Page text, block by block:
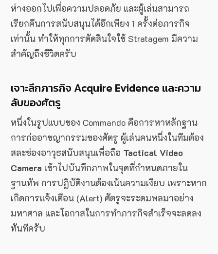
ห่างออกไปเพื่อความปลอดภัย และผู้เล่นสามารถ
เรียกคืนการสนับสนุนได้อีกเพียง 1 ครั้งต่อภารกิจ
เท่านั้น ทำให้ทุกการตัดสินใจใช้ Stratagem มีความ
สำคัญถึงชีวิตครับ
เจาะลึกภารกิจ Acquire Evidence และความ
ลับของศัตรู
หนึ่งในรูปแบบของ Commando คือการหาหลักฐาน
การก่ออาชญากรรมของศัตรู ผู้เล่นคนหนึ่งในทีมต้อง
สละช่องอาวุธสนับสนุนเพื่อถือ Tactical Video
Camera เข้าไปบันทึกภาพในจุดที่กำหนดภายใน
ฐานทัพ การปฏิบัติงานต้องเน้นความเงียบ เพราะหาก
เกิดการแจ้งเตือน (Alert) ศัตรูจะระดมพลมาอย่าง
มหาศาล และโอกาสในการทำภารกิจสำเร็จจะลดลง
ทันทีครับ